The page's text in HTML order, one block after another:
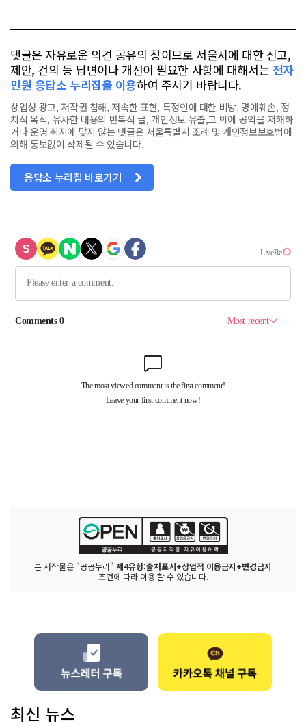
댓글은 자유로운 의견 공유의 장이므로 서울시에 대한 신고,
제안, 건의 등 답변이나 개선이 필요한 사항에 대해서는 전자
민원 응답소 누리집을 이용하여 주시기 바랍니다.
상업성 광고, 저작권 침해, 저속한 표현, 특정인에 대한 비방, 명예훼손, 정
치적 목적, 유사한 내용의 반복적 글, 개인정보 유출,그 밖에 공익을 저해하
거나 운영 취지에 맞지 않는 댓글은 서울특별시 조례 및 개인정보보호법에
의해 통보없이 삭제될 수 있습니다.
응답소 누리집 바로가기
본 저작물은 "공공누리" 제4유형:출처표시+상업적 이용금지+변경금지
조건에 따라 이용 할 수 있습니다.
최신 뉴스